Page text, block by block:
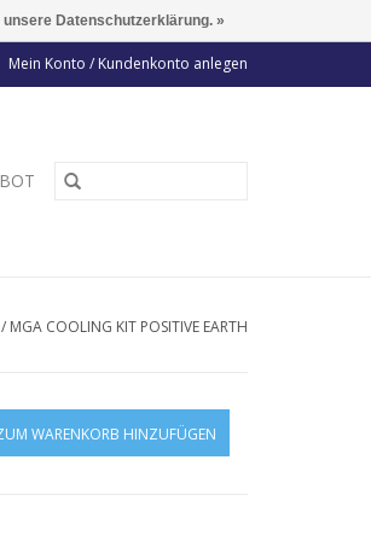
Mein Konto / Kundenkonto anlegen
/ MGA COOLING KIT POSITIVE EARTH
WARENKORB HINZUFÜGEN
Datenschutzerklärung. »